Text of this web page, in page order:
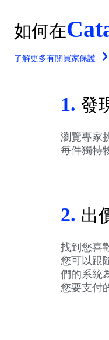
如何在
了解更多有關買家保護
1. 發
瀏覽專家
每件獨特
2. 出
找到您喜
您可以跟
們的系統
您要支付